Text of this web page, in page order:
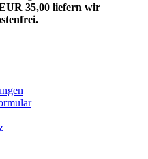
35,00 liefern wir